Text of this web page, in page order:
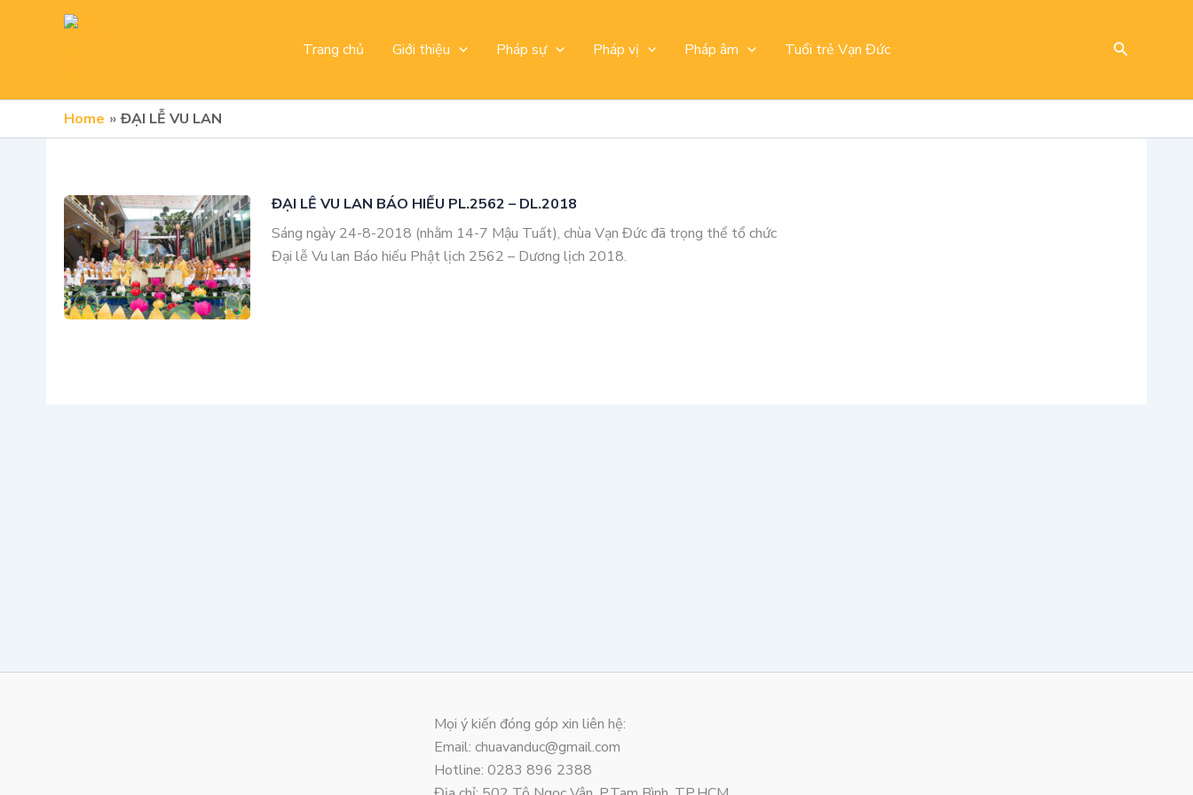
Trang chủ Giới thiệu Pháp sự Pháp vị Pháp âm Tuổi trẻ Vạn Đức Search
Home ĐẠI LỄ VU LAN
ĐẠI LỄ VU LAN BÁO HIẾU PL.2562 – DL.2018
Sáng ngày 24-8-2018 (nhằm 14-7 Mậu Tuất), chùa Vạn Đức đã trọng thể tổ chức
Đại lễ Vu lan Báo hiếu Phật lịch 2562 – Dương lịch 2018.
Mọi ý kiến đóng góp xin liên hệ:
Email: chuavanduc@gmail.com
Hotline: 0283 896 2388